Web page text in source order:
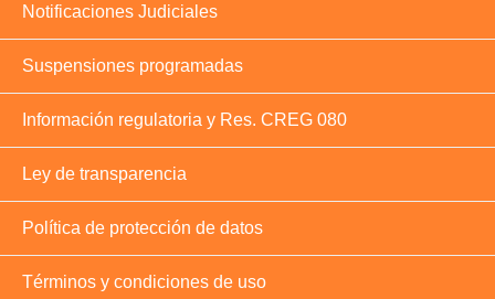
Notificaciones Judiciales
Suspensiones programadas
Información regulatoria y Res. CREG 080
Ley de transparencia
Política de protección de datos
Términos y condiciones de uso